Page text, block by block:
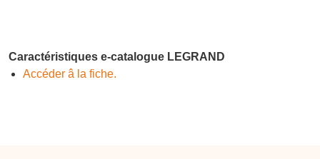
Caractéristiques e-catalogue LEGRAND
Accéder â la fiche.